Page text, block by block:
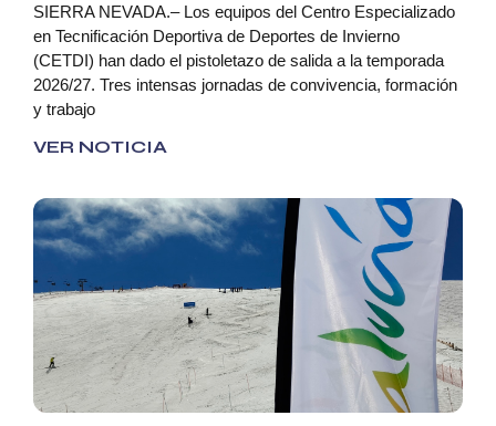
SIERRA NEVADA.– Los equipos del Centro Especializado
en Tecnificación Deportiva de Deportes de Invierno
(CETDI) han dado el pistoletazo de salida a la temporada
2026/27. Tres intensas jornadas de convivencia, formación
y trabajo
VER NOTICIA